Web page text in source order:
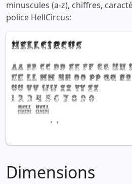
minuscules (a-z), chiffres,
police HellCircus:
Dimensions